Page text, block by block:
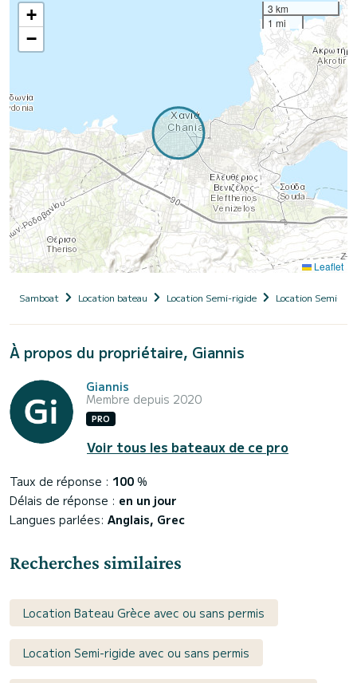
+
−
3 km
1 mi
Leaflet
Samboat Location bateau Location Semi-rigide Location Semi-
À propos du propriétaire, Giannis
Giannis
Membre depuis 2020
PRO
Voir tous les bateaux de ce pro
Taux de réponse : 100 %
Délais de réponse : en un jour
Langues parlées: Anglais, Grec
Recherches similaires
Location Bateau Grèce avec ou sans permis
Location Semi-rigide avec ou sans permis